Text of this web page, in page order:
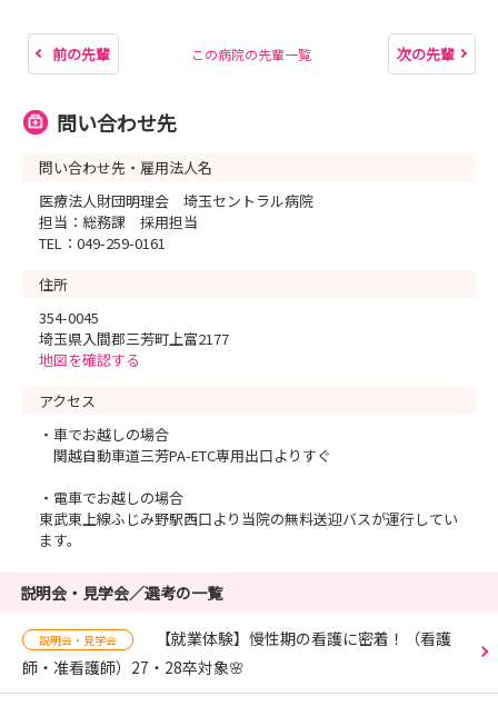
前の先輩 この病院の先輩一覧 次の先輩
問い合わせ先
問い合わせ先・雇用法人名
医療法人財団明理会 埼玉セントラル病院
担当：総務課 採用担当
TEL：049-259-0161
住所
354-0045
埼玉県入間郡三芳町上富2177
地図を確認する
アクセス
・車でお越しの場合
関越自動車道三芳PA-ETC専用出口よりすぐ
・電車でお越しの場合
東武東上線ふじみ野駅西口より当院の無料送迎バスが運行してい
ます。
説明会・見学会／選考の一覧
説明会・見学会
【就業体験】慢性期の看護に密着！（看護
師・准看護師）27・28卒対象🌸